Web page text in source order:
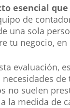
esencial
de
una sola
tu negocio,
evaluación,
necesidades
no suelen
la medida de